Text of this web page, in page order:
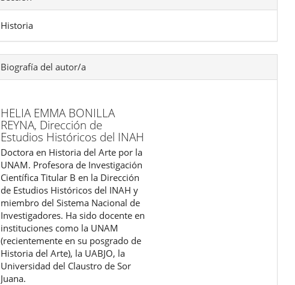
Historia
Biografía del autor/a
HELIA EMMA BONILLA
REYNA, Dirección de
Estudios Históricos del INAH
Doctora en Historia del Arte por la
UNAM. Profesora de Investigación
Científica Titular B en la Dirección
de Estudios Históricos del INAH y
miembro del Sistema Nacional de
Investigadores. Ha sido docente en
instituciones como la UNAM
(recientemente en su posgrado de
Historia del Arte), la UABJO, la
Universidad del Claustro de Sor
Juana.